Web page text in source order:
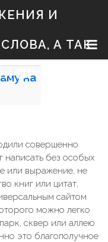
И
А ТАК
ПРОЗА
на
совершенно
без особых
или выражение, не
книг или цитат,
сайтом
можно легко
сквер или аллею
это благополучное